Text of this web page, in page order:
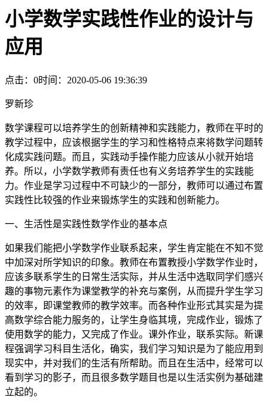
小学数学实践性作业的设计与
应用
点击：0时间：2020-05-06 19:36:39
罗新珍
数学课程可以培养学生的创新精神和实践能力，教师在平时的
教学过程中，应该根据学生的学习和性格特点来将数学问题转
化成实践问题。而且，实践动手操作能力应该从小就开始培
养。所以，小学数学教师有责任也有义务培养学生的实践能
力。作业是学习过程中不可缺少的一部分，教师可以通过布置
实践性比较强的作业来锻炼学生的实践和创新能力。
一、生活性是实践性数学作业的基本点
如果我们能把小学数学作业联系起来，学生肯定能在不知不觉
中加深对所学知识的印象。教师在布置教授小学数学作业时，
应该多联系学生的日常生活实际，并从生活中选取同学们感兴
趣的事物元素作为课堂教学的补充与案例，从而提升学生学习
的效率，即课堂教师的教学效率。而各种作业形式其实是为提
高数学综合能力服务的，让学生身临其境，完成作业，锻炼了
使用数学的能力，又完成了作业。课外作业，联系实际。新课
程强调学习科目生活化，确实，我们学习知识是为了能应用到
现实中，并对我们的生活有所帮助。而且在生活中，经常可以
看到学习的影子，而且很多数学题目也是以生活实例为基础建
立起的。